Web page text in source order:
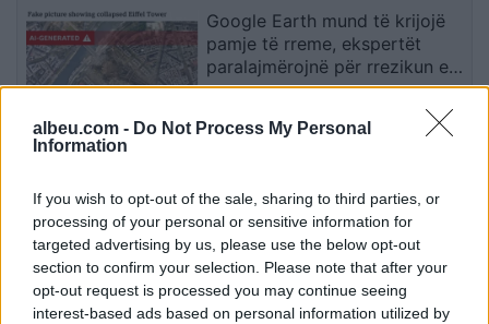
albeu.com - Do Not Process My Personal
Information
If you wish to opt-out of the sale, sharing to third parties, or
processing of your personal or sensitive information for
targeted advertising by us, please use the below opt-out
section to confirm your selection. Please note that after your
opt-out request is processed you may continue seeing
interest-based ads based on personal information utilized by
Google Earth mund të krijojë
pamje të rreme, ekspertët
paralajmërojnë për rrezikun e
dezinformimit
kërkojnë frenimin e zhvillimit të
IA-së